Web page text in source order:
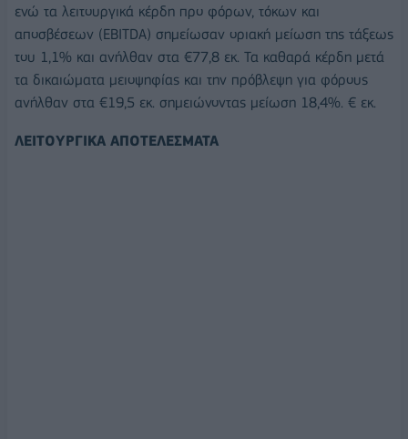
ενώ τα λειτουργικά κέρδη προ φόρων, τόκων και
αποσβέσεων (EBITDA) σημείωσαν οριακή μείωση της τάξεως
του 1,1% και ανήλθαν στα €77,8 εκ. Τα καθαρά κέρδη μετά
τα δικαιώματα μειοψηφίας και την πρόβλεψη για φόρους
ανήλθαν στα €19,5 εκ. σημειώνοντας μείωση 18,4%. € εκ.
ΛΕΙΤΟΥΡΓΙΚΑ ΑΠΟΤΕΛΕΣΜΑΤΑ